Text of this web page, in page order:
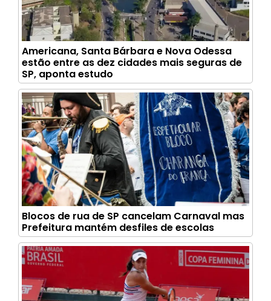
Americana, Santa Bárbara e Nova Odessa
estão entre as dez cidades mais seguras de
SP, aponta estudo
Blocos de rua de SP cancelam Carnaval mas
Prefeitura mantém desfiles de escolas